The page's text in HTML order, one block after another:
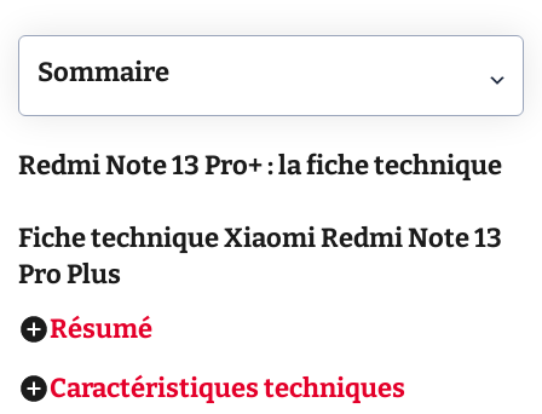
Sommaire
Redmi Note 13 Pro+ : la fiche technique
Fiche techniqueXiaomi Redmi Note 13
Pro Plus
Résumé
Caractéristiques techniques